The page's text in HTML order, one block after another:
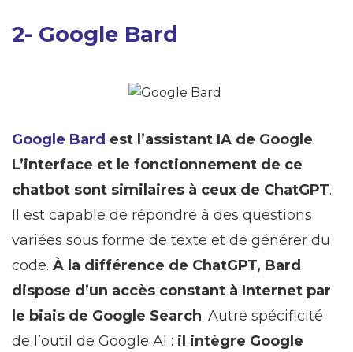
2- Google Bard
Google Bard est l’assistant IA de Google.
L’interface et le fonctionnement de ce
chatbot sont similaires à ceux de ChatGPT.
Il est capable de répondre à des questions
variées sous forme de texte et de générer du
code. À la différence de ChatGPT, Bard
dispose d’un accès constant à Internet par
le biais de Google Search. Autre spécificité
de l’outil de Google AI : il intègre Google